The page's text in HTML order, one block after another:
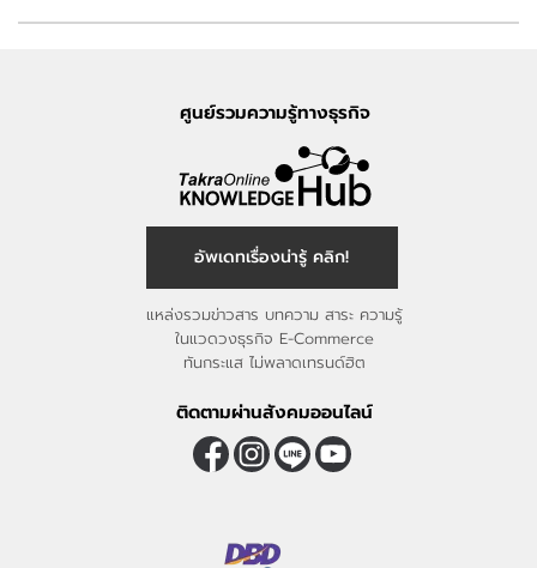
ศูนย์รวมความรู้ทางธุรกิจ
อัพเดทเรื่องน่ารู้ คลิก!
แหล่งรวมข่าวสาร บทความ สาระ ความรู้
ในแวดวงธุรกิจ E-Commerce
ทันกระแส ไม่พลาดเทรนด์ฮิต
ติดตามผ่านสังคมออนไลน์